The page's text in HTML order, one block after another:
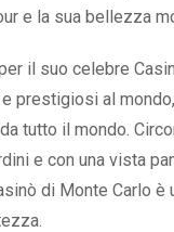
e la sua bellezza
il suo celebre
prestigiosi al
tutto il mondo.
e con una vista
di Monte Carlo è